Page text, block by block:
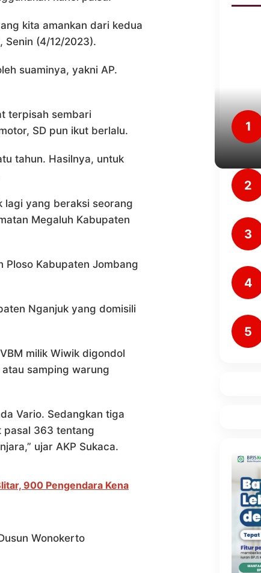
kita amankan dari kedua
Senin (4/12/2023).
suaminya, yakni AP.
terpisah sembari
SD pun ikut berlalu.
tahun. Hasilnya, untuk
lagi yang beraksi seorang
Megaluh Kabupaten
Ploso Kabupaten Jombang
Nganjuk yang domisili
milik Wiwik digondol
samping warung
Vario. Sedangkan tiga
pasal 363 tentang
ujar AKP Sukaca.
900 Pengendara Kena
Wonokerto
1
2
3
4
5